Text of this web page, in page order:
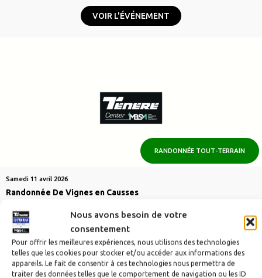
Nous avons besoin de votre
consentement
Pour offrir les meilleures expériences, nous utilisons des technologies
telles que les cookies pour stocker et/ou accéder aux informations des
appareils. Le fait de consentir à ces technologies nous permettra de
traiter des données telles que le comportement de navigation ou les ID
VOIR L'ÉVÉNEMENT
RANDONNÉE TOUT-TERRAIN
Samedi 11 avril 2026
Randonnée De Vignes en Causses
Bouzigues
110,00
VOIR L'ÉVÉNEMENT